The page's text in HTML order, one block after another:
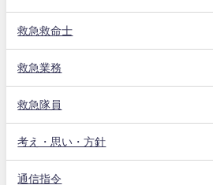
救急救命士
救急業務
救急隊員
考え・思い・方針
通信指令